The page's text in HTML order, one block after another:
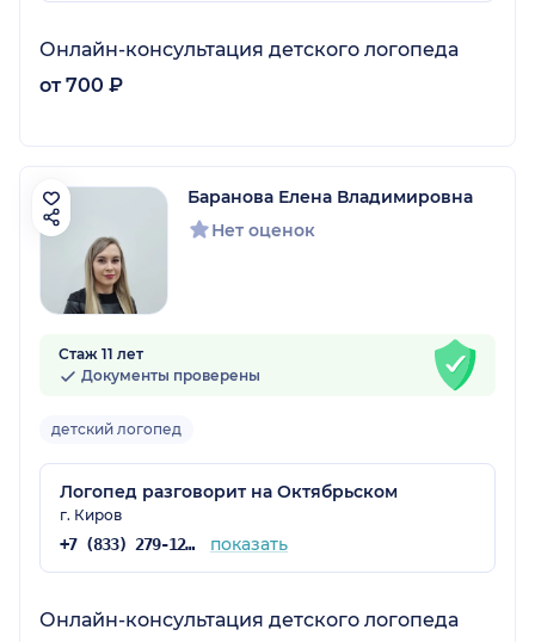
Онлайн-консультация детского логопеда
от 700 ₽
Баранова Елена Владимировна
Нет оценок
Стаж 11 лет
Документы проверены
детский логопед
Логопед разговорит на Октябрьском
г. Киров
+7 (833) 279-12-71 показать
Онлайн-консультация детского логопеда